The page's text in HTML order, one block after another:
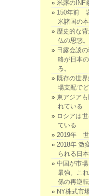
米露のINF
150年前
米諸国の
歴史的な
仏の思惑。
日露会談
略が日本
る。
既存の世
場支配で
東アジア
れている
ロシアは
ている
2019年 世
2018年 激
られる日本
中国が市
最強。こ
係の再逆
NY株式市